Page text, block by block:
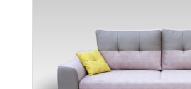
Valentino